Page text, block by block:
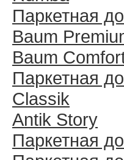
Паркетная
Baum
Baum
Паркетная
Classik
Antik Story
Паркетная